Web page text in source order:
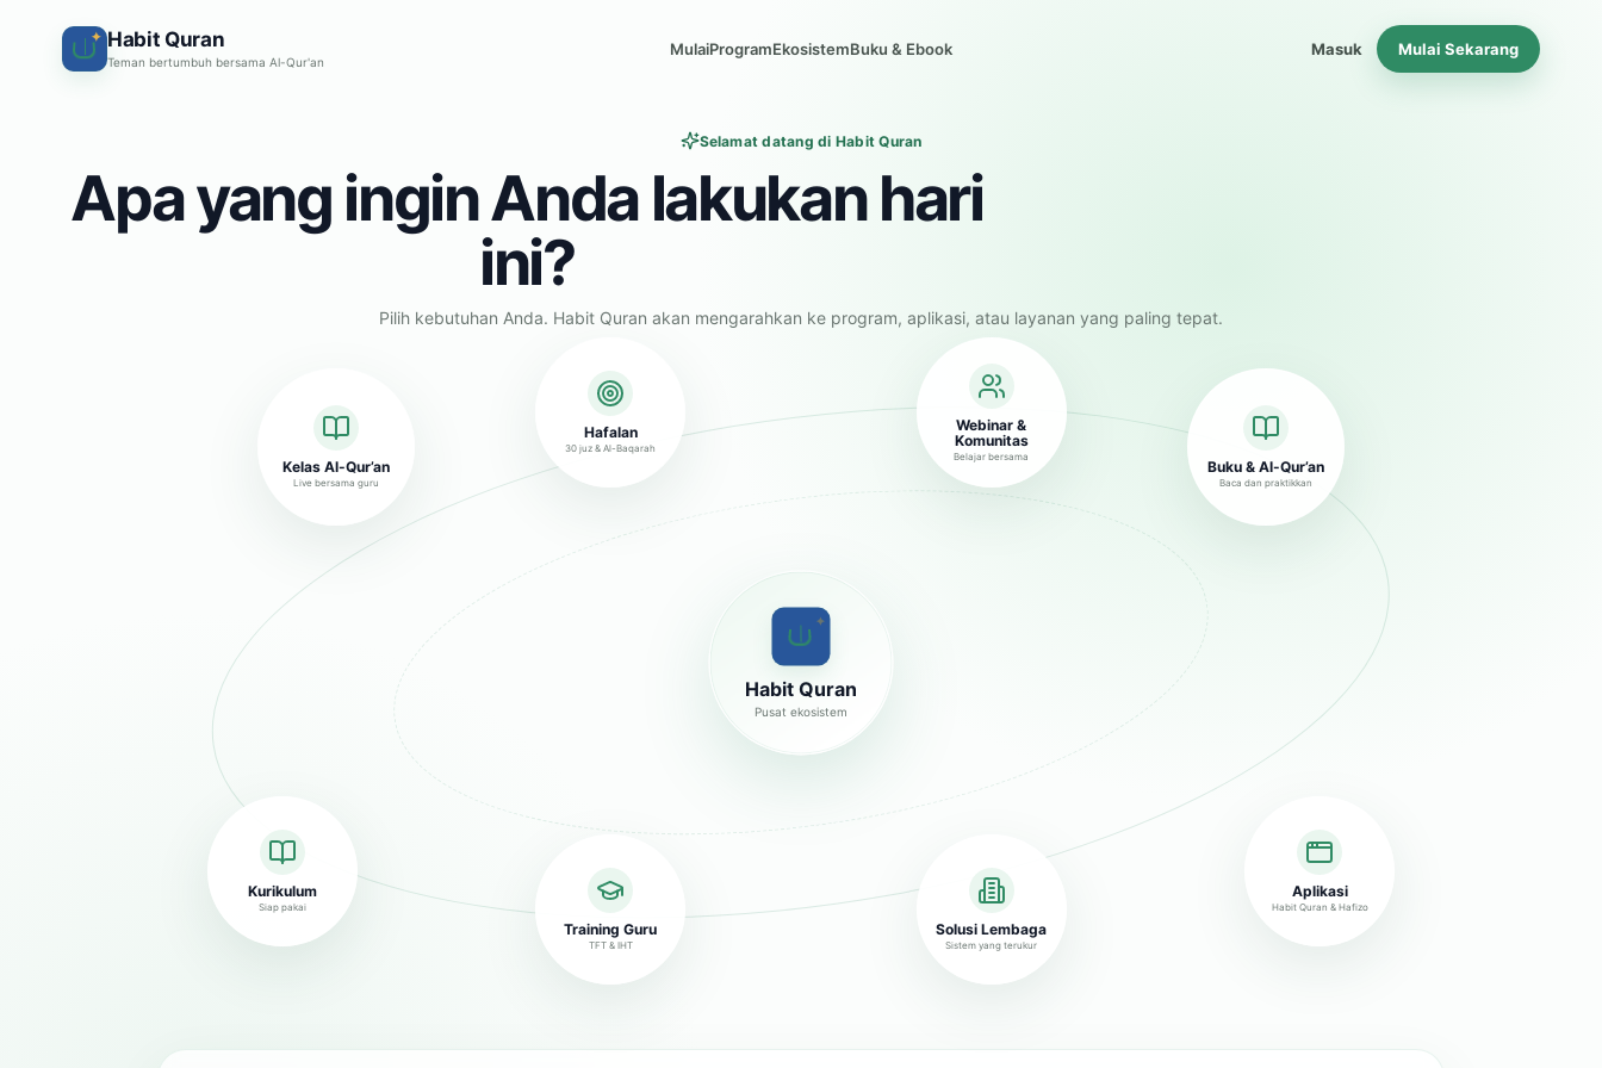
✦ Habit Quran
Teman bertumbuh bersama Al-Qur'an
MulaiProgramEkosistemBuku & Ebook Masuk Mulai Sekarang
Selamat datang di Habit Quran
Apa yang ingin Anda lakukan hari
ini?
Pilih kebutuhan Anda. Habit Quran akan mengarahkan ke program, aplikasi, atau layanan yang paling tepat.
✦
Habit Quran
Pusat ekosistem
Kelas Al-Qur’an
Live bersama guru
Hafalan
30 juz & Al-Baqarah
Buku & Al-Qur’an
Baca dan praktikkan
Training Guru
TFT & IHT
Solusi Lembaga
Sistem yang terukur
Kurikulum
Siap pakai
Aplikasi
Habit Quran & Hafizo
Webinar &
Komunitas
Belajar bersama